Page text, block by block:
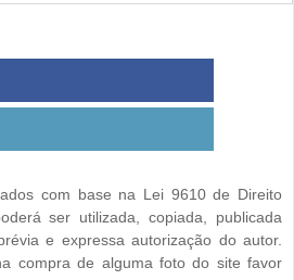
com base na Lei 9610 de Direito
ser utilizada, copiada, publicada
e expressa autorização do autor.
compra de alguma foto do site favor